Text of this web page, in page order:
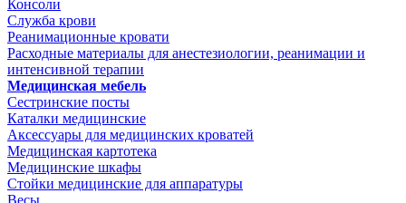
Консоли
Служба крови
Реанимационные кровати
Расходные материалы для анестезиологии, реанимации и
интенсивной терапии
Медицинская мебель
Сестринские посты
Каталки медицинские
Аксессуары для медицинских кроватей
Медицинская картотека
Медицинские шкафы
Стойки медицинские для аппаратуры
Весы